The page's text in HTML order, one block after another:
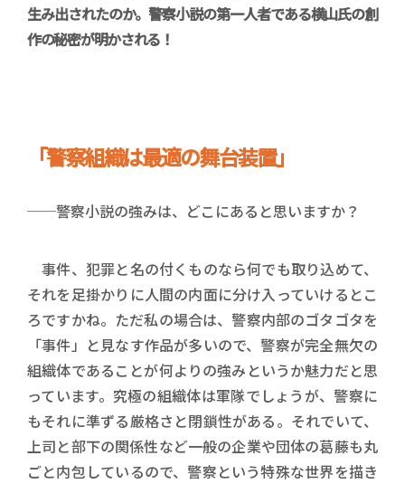
生み出されたのか。警察小説の第一人者である横山氏の創
作の秘密が明かされる！
「警察組織は最適の舞台装置」
──警察小説の強みは、どこにあると思いますか？
事件、犯罪と名の付くものなら何でも取り込めて、
それを足掛かりに人間の内面に分け入っていけるとこ
ろですかね。ただ私の場合は、警察内部のゴタゴタを
「事件」と見なす作品が多いので、警察が完全無欠の
組織体であることが何よりの強みというか魅力だと思
っています。究極の組織体は軍隊でしょうが、警察に
もそれに準ずる厳格さと閉鎖性がある。それでいて、
上司と部下の関係性など一般の企業や団体の葛藤も丸
ごと内包しているので、警察という特殊な世界を描き